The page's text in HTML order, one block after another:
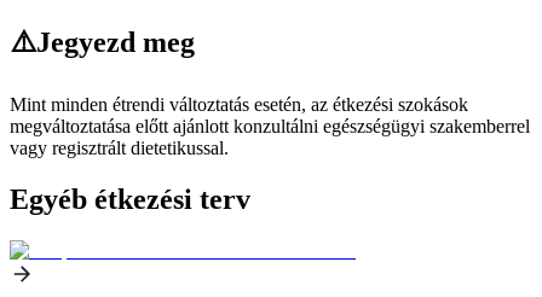
⚠️Jegyezd meg
Mint minden étrendi változtatás esetén, az étkezési szokások
megváltoztatása előtt ajánlott konzultálni egészségügyi szakemberrel
vagy regisztrált dietetikussal.
Egyéb étkezési terv